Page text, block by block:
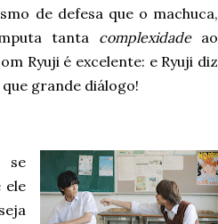
de defesa que o machuca,
tanta complexidadeao
Ryuji é excelente: e Ryuji diz
grande diálogo!
se
ele